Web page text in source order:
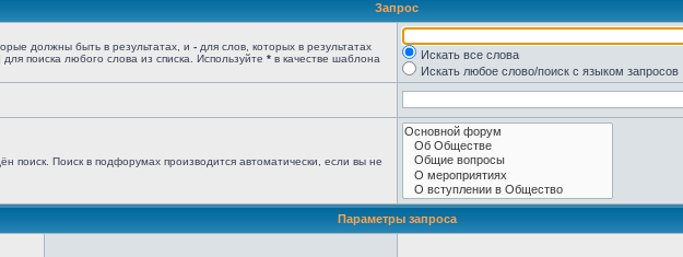
Запрос
должны быть в результатах, и - для слов, которых в результатах
для поиска любого слова из списка. Используйте * в качестве шаблона
Искать все слова
Искать любое слово/поиск с языком запросов
Поиск в подфорумах производится автоматически, если вы не
Параметры запроса